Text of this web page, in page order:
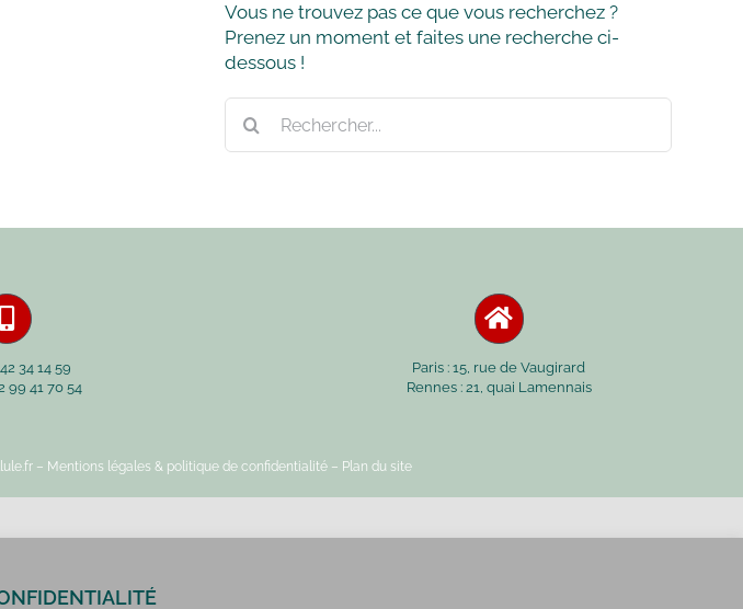
Vous ne trouvez pas ce que vous recherchez ?
Prenez un moment et faites une recherche ci-
dessous !
34 14 59
99 41 70 54
Paris : 15, rue de Vaugirard
Rennes : 21, quai Lamennais
– Mentions légales & politique de confidentialité – Plan du site